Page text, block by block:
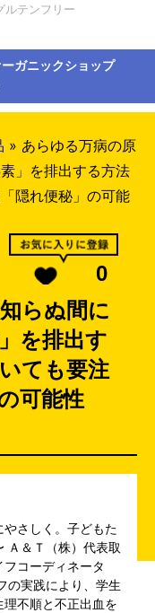
ルテンフリー
ガニックショップ
» あらゆる万病の原
」を排出する方法
隠れ便秘」の可能
0
らぬ間に
を排出す
ても要注
可能性
さしく。子どもた
Ａ＆Ｔ（株）代表取
コーディネータ
の実践により、学生
不順と不正出血を